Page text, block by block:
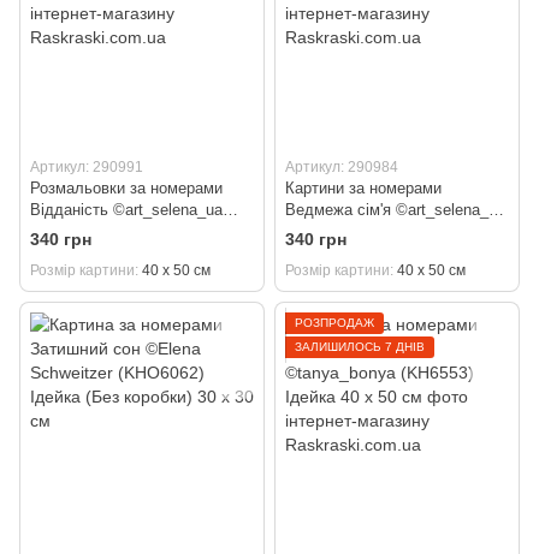
Артикул: 290991
Розмальовки за номерами
Відданість ©art_selena_ua
(KH6572) Ідейка 40 х 50 см
340 грн
Розмір картини 40 х 50 см
Артикул: 290984
Картини за номерами
Ведмежа сім'я ©art_selena_ua
(KH6650) Ідейка 40 х 50 см
340 грн
Розмір картини 40 х 50 см
РОЗПРОДАЖ
ЗАЛИШИЛОСЬ 7 ДНІВ